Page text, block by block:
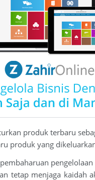
produk terbaru
produk yang
tetap menjaga kaidah